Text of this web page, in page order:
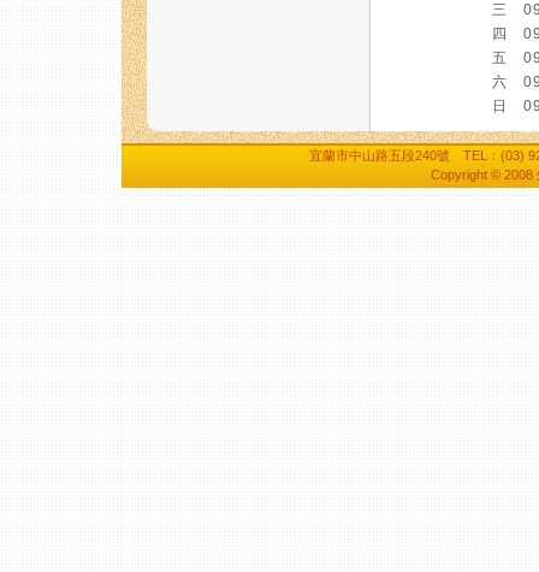
三 09:00
四 09:00
五 09:00
六 09:00
日 09:00
宜蘭市中山路五段240號 TEL：(03)
Copyright © 2008